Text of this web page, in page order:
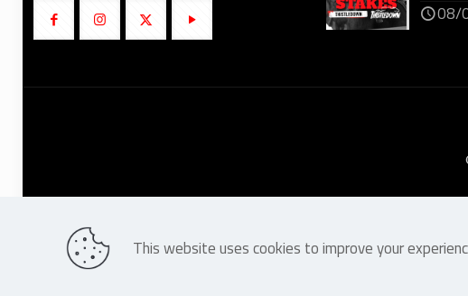
08/
This website uses cookies to improve your